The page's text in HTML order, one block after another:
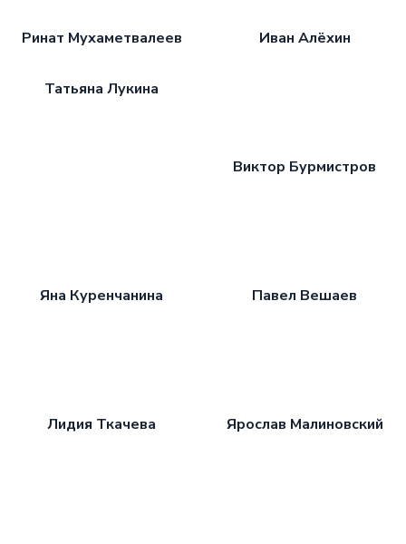
Ринат Мухаметвалеев Иван Алёхин
Татьяна Лукина
Виктор Бурмистров
Яна Куренчанина Павел Вешаев
Лидия Ткачева Ярослав Малиновский